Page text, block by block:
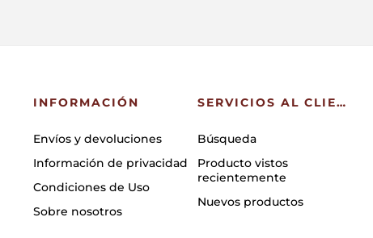
INFORMACIÓN
Envíos y devoluciones
Información de privacidad
Condiciones de Uso
Sobre nosotros
SERVICIOS AL CLIENTE
Búsqueda
Producto vistos
recientemente
Nuevos productos